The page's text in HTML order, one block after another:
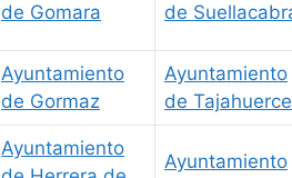
de Gomara
de
Ayuntamiento
de Gormaz
Ayuntamiento
de Tajahuerce
Ayuntamiento
Ayuntamiento